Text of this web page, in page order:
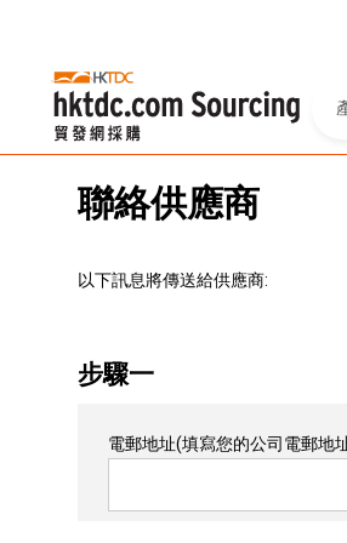
聯絡供應商
以下訊息將傳送給供應商:
步驟一
電郵地址(填寫您的公司電郵地